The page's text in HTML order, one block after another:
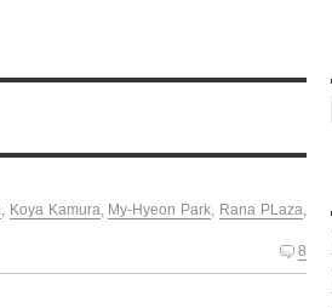
, Koya Kamura, My-Hyeon Park, Rana PLaza,
8